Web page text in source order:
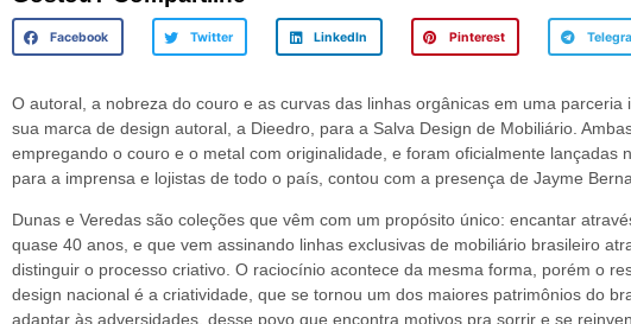
Facebook Twitter LinkedIn Pinterest
O autoral, a nobreza do couro e as curvas das linhas orgânicas em uma
sua marca de design autoral, a Dieedro, para a Salva Design de Mobiliário.
empregando o couro e o metal com originalidade, e foram oficialmente
para a imprensa e lojistas de todo o país, contou com a presença de Jayme
Dunas e Veredas são coleções que vêm com um propósito único: encantar
quase 40 anos, e que vem assinando linhas exclusivas de mobiliário brasileiro
distinguir o processo criativo. O raciocínio acontece da mesma forma, porém o
design nacional é a criatividade, que se tornou um dos maiores patrimônios do
adaptar às adversidades, desse povo que encontra motivos pra sorrir e se